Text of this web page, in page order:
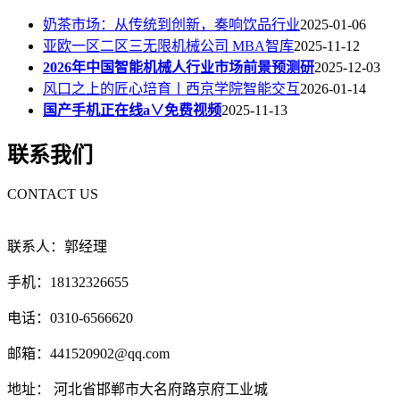
奶茶市场：从传统到创新，奏响饮品行业2025-01-06
亚欧一区二区三无限机械公司 MBA智库2025-11-12
2026年中国智能机械人行业市场前景预测研2025-12-03
风口之上的匠心培育丨西京学院智能交互2026-01-14
国产手机正在线a∨免费视频2025-11-13
联系我们
CONTACT US
联系人：郭经理
手机：18132326655
电话：0310-6566620
邮箱：441520902@qq.com
地址： 河北省邯郸市大名府路京府工业城